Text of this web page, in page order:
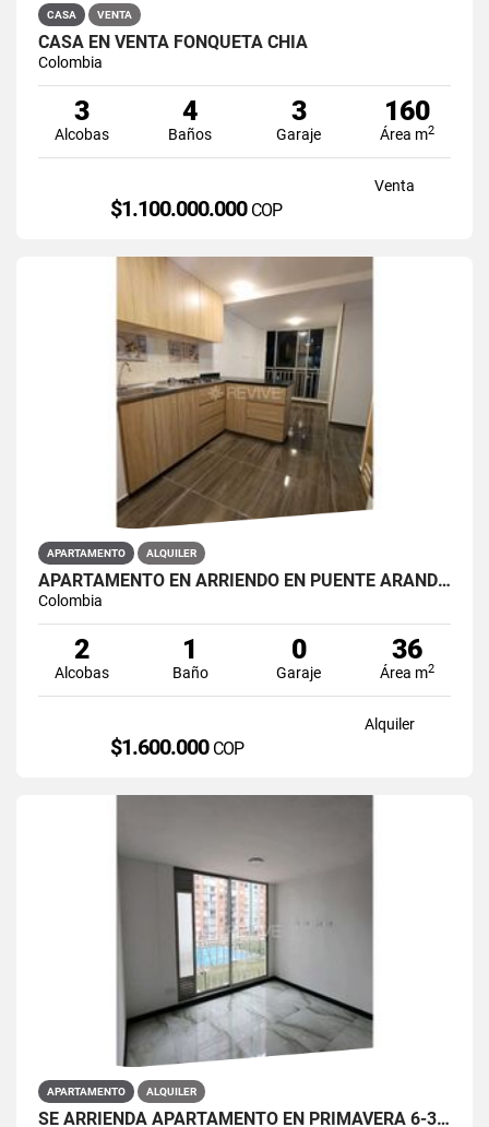
CASA VENTA
CASA EN VENTA FONQUETÁ CHÍA
Colombia
3
Alcobas
4
Baños
3
Garaje
160
Área m2
Venta
$1.100.000.000 COP
APARTAMENTO ALQUILER
APARTAMENTO EN ARRIENDO EN PUENTE ARANDA PRIMAVERA 6-39
Colombia
2
Alcobas
1
Baño
0
Garaje
36
Área m2
Alquiler
$1.600.000 COP
APARTAMENTO ALQUILER
SE ARRIENDA APARTAMENTO EN PRIMAVERA 6-39 ET 2 PISO 3 PARS ESTRENAR